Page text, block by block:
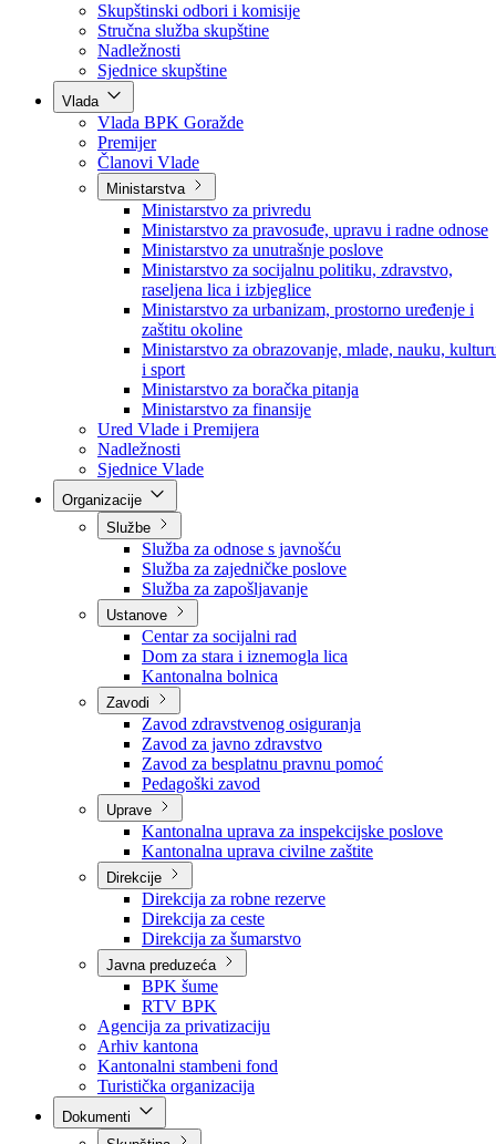
Poslanici po strankama
Poslanici po klubovima naroda
Kolegij skupštine
Skupštinski odbori i komisije
Stručna služba skupštine
Nadležnosti
Sjednice skupštine
Vlada
Vlada BPK Goražde
Premijer
Članovi Vlade
Ministarstva
Ministarstvo za privredu
Ministarstvo za pravosuđe, upravu i radne odnose
Ministarstvo za unutrašnje poslove
Ministarstvo za socijalnu politiku, zdravstvo,
raseljena lica i izbjeglice
Ministarstvo za urbanizam, prostorno uređenje i
zaštitu okoline
Ministarstvo za obrazovanje, mlade, nauku,
i sport
Ministarstvo za boračka pitanja
Ministarstvo za finansije
Ured Vlade i Premijera
Nadležnosti
Sjednice Vlade
Službe
Služba za odnose s javnošću
Služba za zajedničke poslove
Služba za zapošljavanje
Ustanove
Centar za socijalni rad
Dom za stara i iznemogla lica
Kantonalna bolnica
Zavodi
Zavod zdravstvenog osiguranja
Zavod za javno zdravstvo
Zavod za besplatnu pravnu pomoć
Pedagoški zavod
Uprave
Kantonalna uprava za inspekcijske poslove
Kantonalna uprava civilne zaštite
Direkcije
Direkcija za robne rezerve
Direkcija za ceste
Direkcija za šumarstvo
Javna preduzeća
BPK šume
RTV BPK
Agencija za privatizaciju
Arhiv kantona
Kantonalni stambeni fond